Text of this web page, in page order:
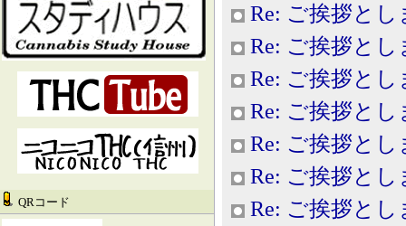
QRコード
Re: ご挨拶とし
Re: ご挨拶とし
Re: ご挨拶とし
Re: ご挨拶とし
Re: ご挨拶とし
Re: ご挨拶とし
Re: ご挨拶とし